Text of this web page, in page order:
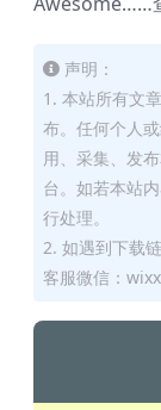
声明：
1. 本站所有文
布。任何个人
用、采集、发
台。如若本站
行处理。
2. 如遇到下载
客服微信：